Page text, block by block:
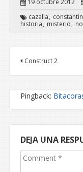
19 octubre 2012
cazalla
historia
misterio
Construct 2
Pingback:
DEJA UNA